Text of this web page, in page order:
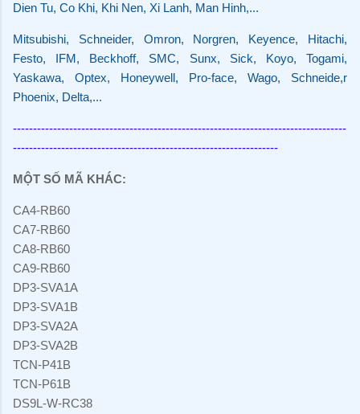
Dien Tu, Co Khi, Khi Nen, Xi Lanh, Man Hinh,...
Mitsubishi, Schneider, Omron, Norgren, Keyence, Hitachi,
Festo, IFM, Beckhoff, SMC, Sunx, Sick, Koyo, Togami,
Yaskawa, Optex, Honeywell, Pro-face, Wago, Schneide,r
Phoenix, Delta,...
-----------------------------------------------------------------------------------
------------------------------------------------------------------
MỘT SỐ MÃ KHÁC:
CA4-RB60
CA7-RB60
CA8-RB60
CA9-RB60
DP3-SVA1A
DP3-SVA1B
DP3-SVA2A
DP3-SVA2B
TCN-P41B
TCN-P61B
DS9L-W-RC38